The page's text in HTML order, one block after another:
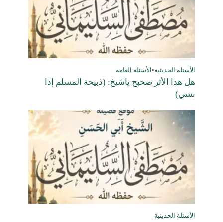
الأسئلة الحديثية• الأسئلة العامة
هل هذا الأثر صحيح ياشيخ: (ذبيحة المسلم إذا
نسي)
الأسئلة الحديثية